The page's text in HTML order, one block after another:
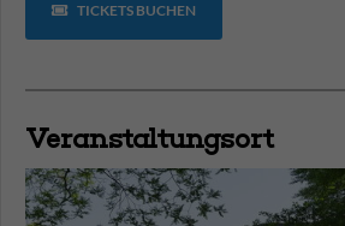
TICKETS BUCHEN
Veranstaltungsort